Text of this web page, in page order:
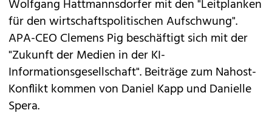
Wolfgang Hattmannsdorfer mit den "Leitplanken
für den wirtschaftspolitischen Aufschwung".
APA-CEO Clemens Pig beschäftigt sich mit der
"Zukunft der Medien in der KI-
Informationsgesellschaft". Beiträge zum Nahost-
Konflikt kommen von Daniel Kapp und Danielle
Spera.